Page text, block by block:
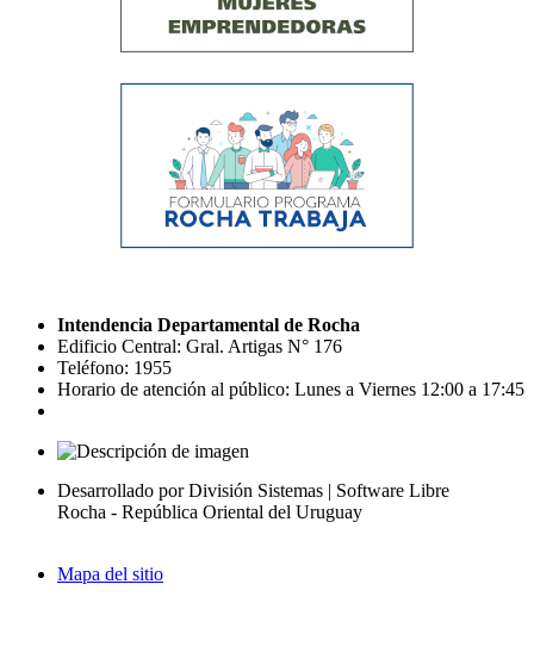
Intendencia Departamental de Rocha
Edificio Central: Gral. Artigas N° 176
Teléfono: 1955
Horario de atención al público: Lunes a Viernes 12:00 a 17:45
Desarrollado por División Sistemas | Software Libre
Rocha - República Oriental del Uruguay
Mapa del sitio